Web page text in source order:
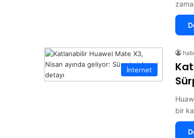
İnternet
bir